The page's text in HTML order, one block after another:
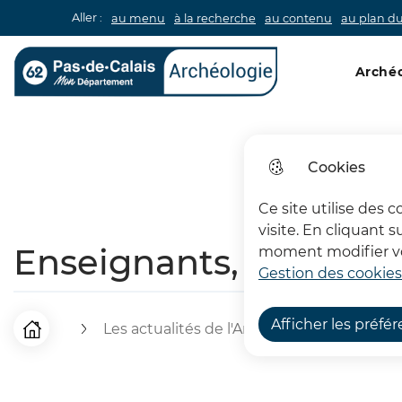
Cookies
Ce site utilise des
visite. En cliquant
moment modifier
Gestion des
Afficher les
Aller : au menu à la recherche au contenu au plan
Archéologie 62
Enseignants,
FAccueil Les actualités de l'Archéologie